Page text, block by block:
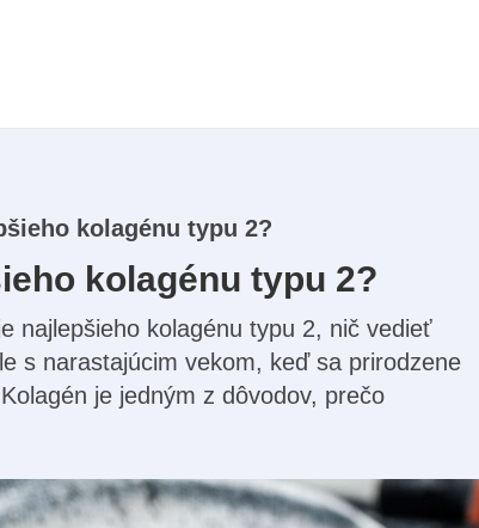
kolagénu typu 2?
kolagénu typu 2?
najlepšieho kolagénu typu 2, nič vedieť
s narastajúcim vekom, keď sa prirodzene
je jedným z dôvodov, prečo